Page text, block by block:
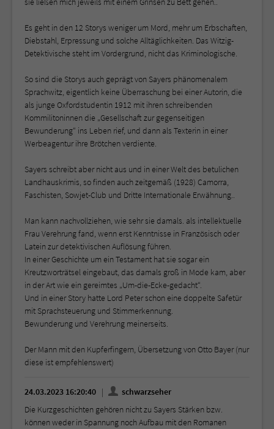
Es geht in den 12 Storys weniger um Mord, mehr um Erbschaften,
Diebstahl, Erpressung und solche Alltäglichkeiten. Das Witzig-
Detektivische steht im Vordergrund, nicht das Kriminologische.
So sind die Storys auch geprägt von Sayers phänomenalem
Sprachwitz, eigentlich keine Überraschung bei einer Autorin, die
als junge Oxfordstudentin 1912 mit ihren schreibenden
Kommilitoninnen die „Gesellschaft zur gegenseitigen
Bewunderung“ ins Leben rief, und dann als Texterin in einer
Werbeagentur ihre Brötchen verdiente.
Sayers schreibt aber nicht aus und in einer Welt des betulichen
Landhauskrimis, so finden auch zeitgemäß (1928) Camorra,
Faschisten, Sowjet-Club und Dritte Internationale Erwähnung..
Man kann nachvollziehen, wie sehr sie damals. als intellektuelle
Frau Verehrung fand, wenn erst Kenntnisse in Französisch oder
Latein zur detektivischen Auflösung führen.
In einer Geschichte um ein Testament hat sie sogar ein
Kreutzworträtsel eingebaut, das damals groß in Mode kam, aber
in der Art wie ein gereimtes „Um-die-Ecke-gedacht“.
Und in einer Story hatte Lord Peter schon eine doppelte Safetür
mit Sprachsteuerung und Stimmerkennung.
Bewunderung und Verehrung meinerseits.
Der Mann mit den Kupferfingern, Übersetzung von Otto Bayer (nur
diese ist empfehlenswert)
24.03.2023 16:20:40
schwarzseher
Die Kurzgeschichten gehören nicht zu Sayers Stärken bzw.
können weder in Spannung noch Aufbau mit den Romanen